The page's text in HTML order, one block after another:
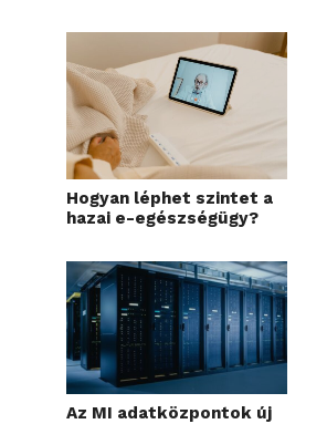
Hogyan léphet szintet a
hazai e-egészségügy?
Az MI adatközpontok új